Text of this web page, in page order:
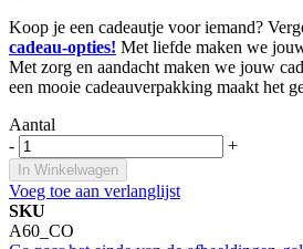
Koop je een cadeautje voor iemand?
cadeau-opties! Met liefde maken we
Met zorg en aandacht maken we jouw
een mooie cadeauverpakking maakt het
Aantal
-
+
In Winkelwagen
Voeg toe aan verlanglijst
SKU
A60_CO